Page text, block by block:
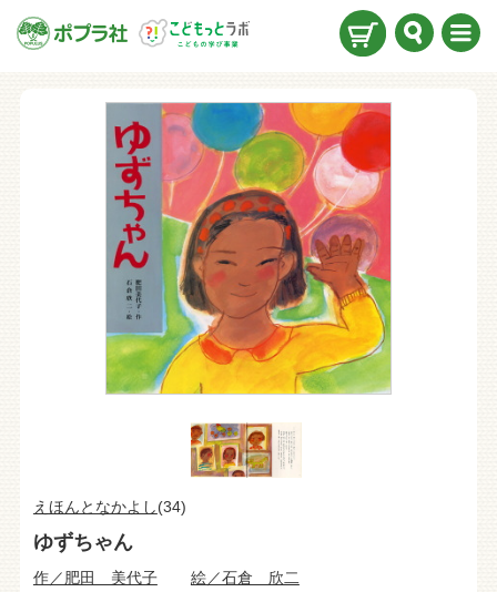
えほんとなかよし(34)
ゆずちゃん
作／肥田 美代子 絵／石倉 欣二